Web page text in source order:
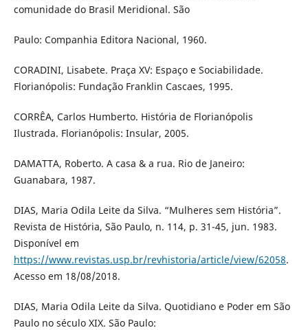
comunidade do Brasil Meridional. São
Paulo: Companhia Editora Nacional, 1960.
CORADINI, Lisabete. Praça XV: Espaço e Sociabilidade.
Florianópolis: Fundação Franklin Cascaes, 1995.
CORRÊA, Carlos Humberto. História de Florianópolis
Ilustrada. Florianópolis: Insular, 2005.
DAMATTA, Roberto. A casa & a rua. Rio de Janeiro:
Guanabara, 1987.
DIAS, Maria Odila Leite da Silva. “Mulheres sem História”.
Revista de História, São Paulo, n. 114, p. 31-45, jun. 1983.
Disponível em
https://www.revistas.usp.br/revhistoria/article/view/62058.
Acesso em 18/08/2018.
DIAS, Maria Odila Leite da Silva. Quotidiano e Poder em São
Paulo no século XIX. São Paulo: